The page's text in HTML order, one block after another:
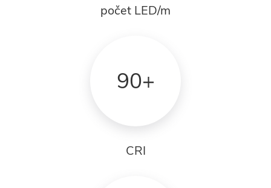
počet LED/m
90+
CRI